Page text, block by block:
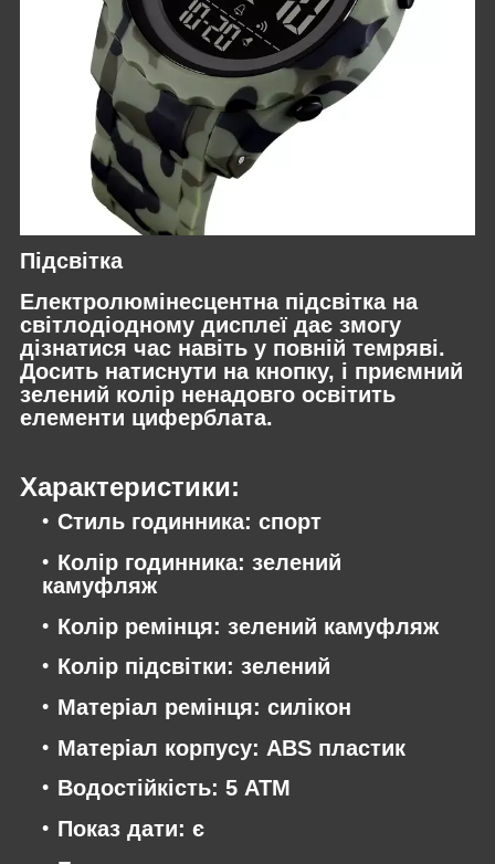
Підсвітка
Електролюмінесцентна підсвітка на
світлодіодному дисплеї дає змогу
дізнатися час навіть у повній темряві.
Досить натиснути на кнопку, і приємний
зелений колір ненадовго освітить
елементи циферблата.
Характеристики:
Стиль годинника: спорт
Колір годинника: зелений
камуфляж
Колір ремінця: зелений камуфляж
Колір підсвітки: зелений
Матеріал ремінця: силікон
Матеріал корпусу: ABS пластик
Водостійкість: 5 АТМ
Показ дати: є